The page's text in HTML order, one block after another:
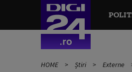
HOME Știri Externe